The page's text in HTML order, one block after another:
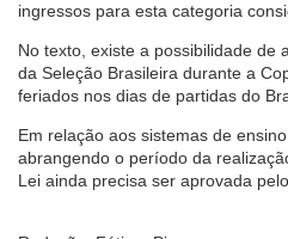
ingressos para esta categoria
No texto, existe a possibilidade de
da Seleção Brasileira durante a
feriados nos dias de partidas do
Em relação aos sistemas de
abrangendo o período da
Lei ainda precisa ser aprovada